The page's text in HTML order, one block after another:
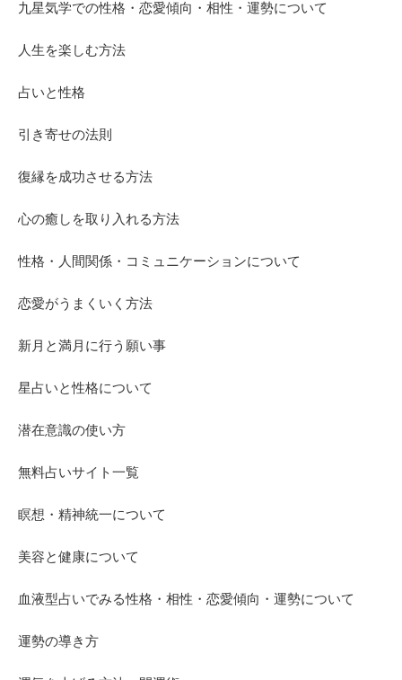
九星気学での性格・恋愛傾向・相性・運勢について
人生を楽しむ方法
占いと性格
引き寄せの法則
復縁を成功させる方法
心の癒しを取り入れる方法
性格・人間関係・コミュニケーションについて
恋愛がうまくいく方法
新月と満月に行う願い事
星占いと性格について
潜在意識の使い方
無料占いサイト一覧
瞑想・精神統一について
美容と健康について
血液型占いでみる性格・相性・恋愛傾向・運勢について
運勢の導き方